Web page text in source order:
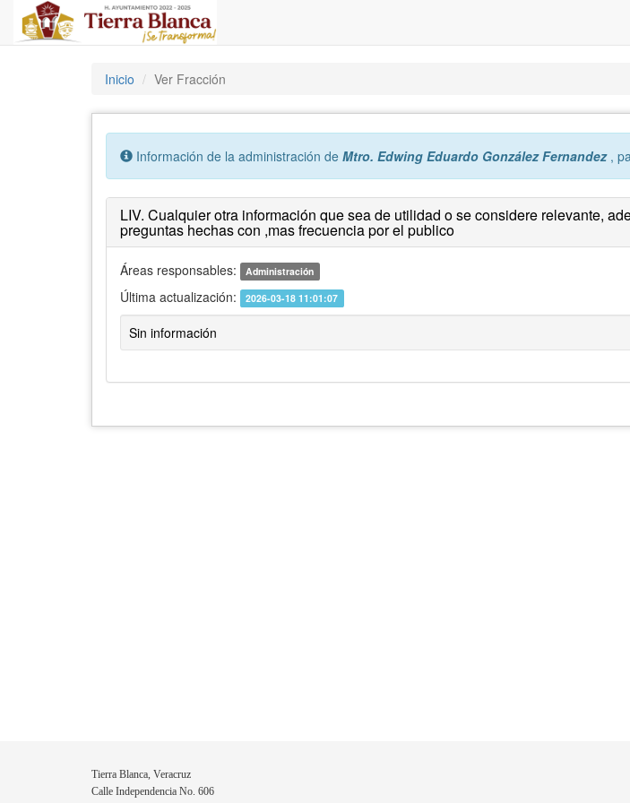
Inicio Ver Fracción
Error:
Información de la administración de Mtro. Edwing Eduardo González Fernandez ,
LIV. Cualquier otra información que sea de utilidad o se considere relevante,
preguntas hechas con ,mas frecuencia por el publico
Áreas responsables: Administración
Última actualización: 2026-03-18 11:01:07
Sin información
Tierra Blanca, Veracruz
Calle Independencia No. 606